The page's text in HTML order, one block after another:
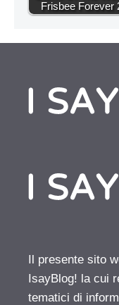
Frisbee Forever
Il presente sito
IsayBlog! la cui
tematici di